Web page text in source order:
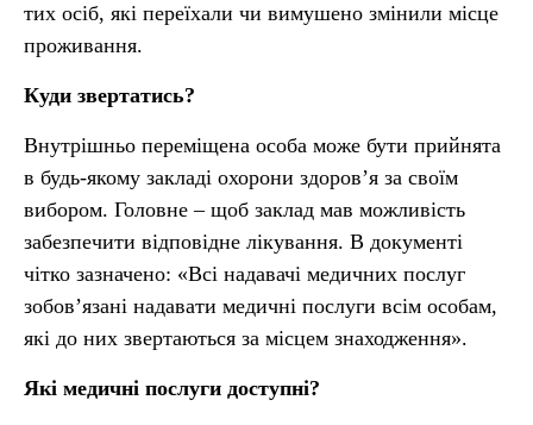
тих осіб, які переїхали чи вимушено змінили місце
проживання.
Куди звертатись?
Внутрішньо переміщена особа може бути прийнята
в будь-якому закладі охорони здоров’я за своїм
вибором. Головне – щоб заклад мав можливість
забезпечити відповідне лікування. В документі
чітко зазначено: «Всі надавачі медичних послуг
зобов’язані надавати медичні послуги всім особам,
які до них звертаються за місцем знаходження».
Які медичні послуги доступні?